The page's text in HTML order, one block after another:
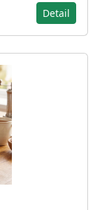
Detail